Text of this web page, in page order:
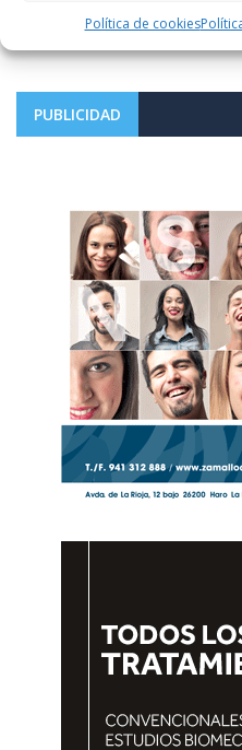
Política de cookies
cómo se procesan
PUBLICIDAD